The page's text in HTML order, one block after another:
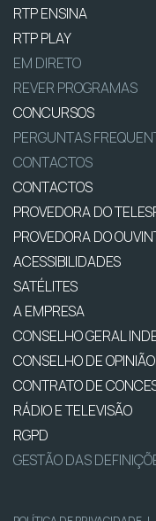
RTP ENSINA
RTP PLAY
EM DIRETO
REVER PROGRAMAS
CONCURSOS
PERGUNTAS
CONTACTOS
CONTACTOS
PROVEDORA DO
PROVEDORA DO
ACESSIBILIDADES
SATÉLITES
A EMPRESA
CONSELHO GERAL
CONSELHO DE OPINIÃO
CONTRATO DE
RÁDIO E TELEVISÃO
RGPD
GESTÃO DAS